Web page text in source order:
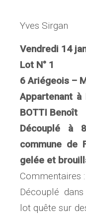
Yves Sirgan
Vendredi 14
Lot N° 1
6 Ariégeois –
Appartenant
BOTTI Benoît
Découplé à
commune de
gelée et
Commentaires :
Découplé
lot quête sur